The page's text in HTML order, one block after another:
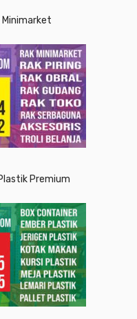
Minimarket
Premium